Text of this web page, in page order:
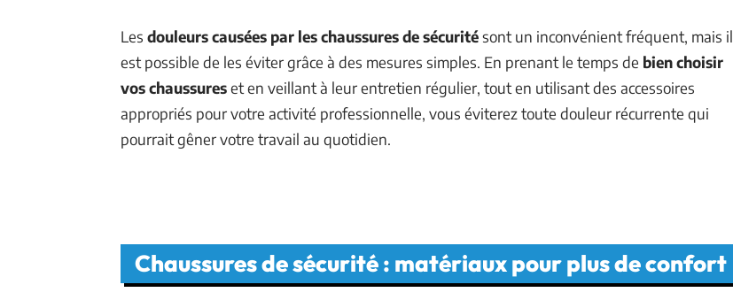
Les douleurs causées par les chaussures de sécuritésont un inconvénient fréquent, mais il
est possible de les éviter grâce à des mesures simples. En prenant le temps de bien choisir
vos chaussureset en veillant à leur entretien régulier, tout en utilisant des accessoires
appropriés pour votre activité professionnelle, vous éviterez toute douleur récurrente qui
pourrait gêner votre travail au quotidien.
Chaussures de sécurité : matériaux pour plus de confort